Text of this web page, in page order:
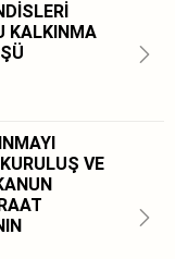
KALKINMA
VE